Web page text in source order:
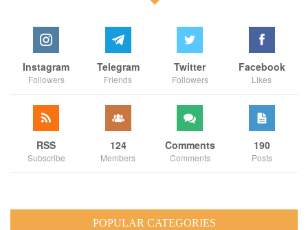
Facebook
Likes
Twitter
Followers
Telegram
Friends
Instagram
Followers
190
Posts
Comments
Comments
124
Members
RSS
Subscribe
POPULAR CATEGORIES